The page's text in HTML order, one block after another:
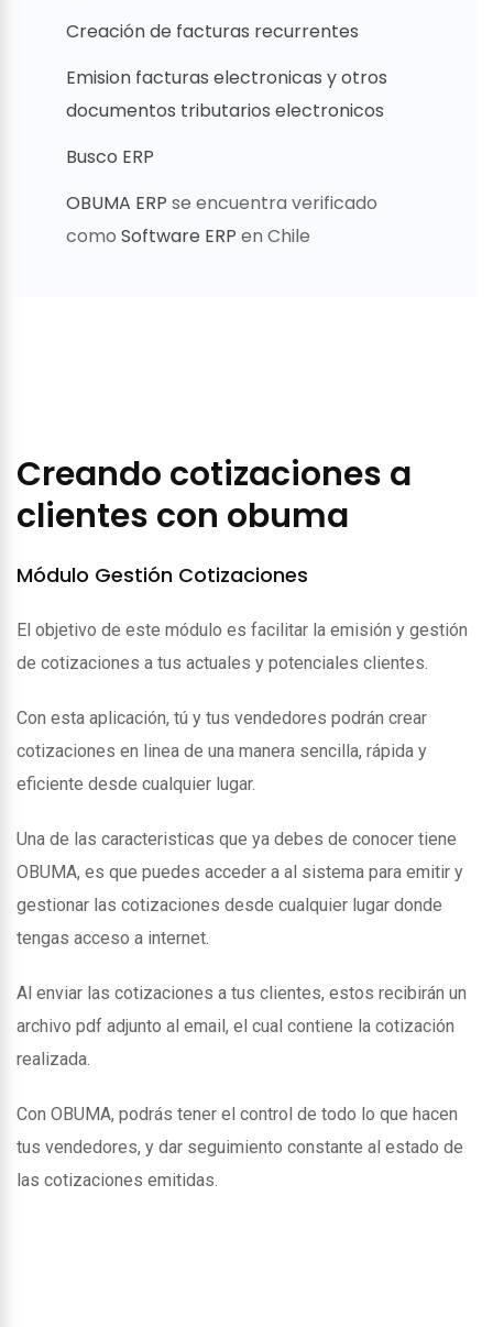
Creación de facturas recurrentes
Emision facturas electronicas y otros
documentos tributarios electronicos
Busco ERP
OBUMA ERP se encuentra verificado
como Software ERP en Chile
Creando cotizaciones a
clientes con obuma
Módulo Gestión Cotizaciones
El objetivo de este módulo es facilitar la emisión y gestión
de cotizaciones a tus actuales y potenciales clientes.
Con esta aplicación, tú y tus vendedores podrán crear
cotizaciones en linea de una manera sencilla, rápida y
eficiente desde cualquier lugar.
Una de las caracteristicas que ya debes de conocer tiene
OBUMA, es que puedes acceder a al sistema para emitir y
gestionar las cotizaciones desde cualquier lugar donde
tengas acceso a internet.
Al enviar las cotizaciones a tus clientes, estos recibirán un
archivo pdf adjunto al email, el cual contiene la cotización
realizada.
Con OBUMA, podrás tener el control de todo lo que hacen
tus vendedores, y dar seguimiento constante al estado de
las cotizaciones emitidas.